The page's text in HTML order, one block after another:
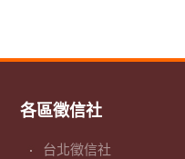
各區徵信社
台北徵信社